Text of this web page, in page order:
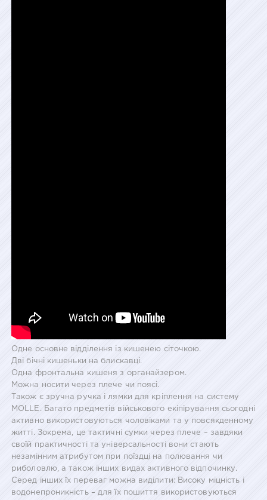
Одне основне відділення із кишенею сіточкою.
Дві бічні кишеньки на блискавці.
Одна фронтальна кишеня з органайзером.
Можна носити через плече чи поясі.
Також є зручна ручка і лямки для кріплення на систему
MOLLE. Багато предметів військового екіпірування сьогодні
активно використовуються чоловіками та у повсякденному
житті. Зокрема, це тактичні сумки через плече – завдяки
своїй практичності та універсальності вони стають
незамінним атрибутом при поїздці на полювання чи
риболовлю, а також інших видах активного відпочинку.
Серед інших їх переваг можна виділити: Високу міцність і
водонепроникність – для їх пошиття використовуються